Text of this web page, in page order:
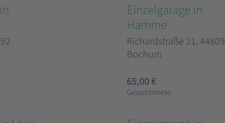
Einzelgarage in
Hamme
Richardstraße 21, 44809
Bochum
65,00 €
Gesamtmiete